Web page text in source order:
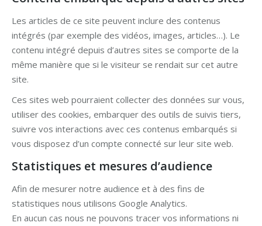
Les articles de ce site peuvent inclure des contenus
intégrés (par exemple des vidéos, images, articles…). Le
contenu intégré depuis d’autres sites se comporte de la
même manière que si le visiteur se rendait sur cet autre
site.
Ces sites web pourraient collecter des données sur vous,
utiliser des cookies, embarquer des outils de suivis tiers,
suivre vos interactions avec ces contenus embarqués si
vous disposez d’un compte connecté sur leur site web.
Statistiques et mesures d’audience
Afin de mesurer notre audience et à des fins de
statistiques nous utilisons Google Analytics.
En aucun cas nous ne pouvons tracer vos informations ni